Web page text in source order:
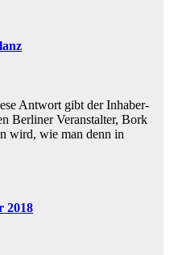
Antwort gibt der Inhaber-
Berliner Veranstalter, Bork
wird, wie man denn in
2018